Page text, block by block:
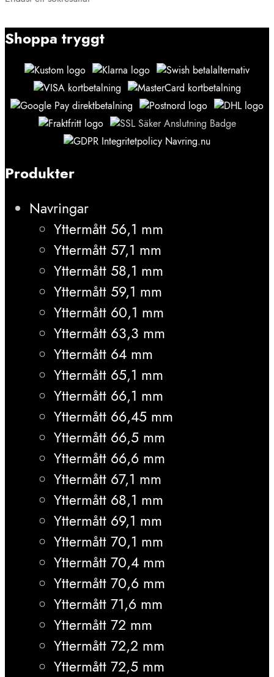
Shoppa tryggt
Produkter
Navringar
Yttermått 56,1 mm
Yttermått 57,1 mm
Yttermått 58,1 mm
Yttermått 59,1 mm
Yttermått 60,1 mm
Yttermått 63,3 mm
Yttermått 64 mm
Yttermått 65,1 mm
Yttermått 66,1 mm
Yttermått 66,45 mm
Yttermått 66,5 mm
Yttermått 66,6 mm
Yttermått 67,1 mm
Yttermått 68,1 mm
Yttermått 69,1 mm
Yttermått 70,1 mm
Yttermått 70,4 mm
Yttermått 70,6 mm
Yttermått 71,6 mm
Yttermått 72 mm
Yttermått 72,2 mm
Yttermått 72,5 mm